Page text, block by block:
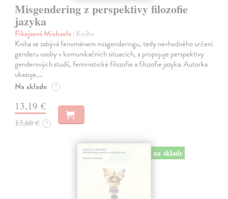
Misgendering z perspektivy filozofie
jazyka
Fikejzová Michaela| Kniha
Kniha se zabývá fenoménem misgenderingu, tedy nevhodného určení
genderu osoby v komunikačních situacích, a propojuje perspektivy
genderových studií, feministické filozofie a filozofie jazyka. Autorka
ukazuje,…
Na sklade ?
13,19 €
13,60 € ?
na sklade